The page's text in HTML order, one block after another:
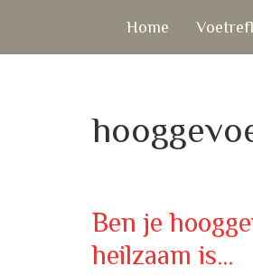
de
Home
Ben je
heilzaam is…